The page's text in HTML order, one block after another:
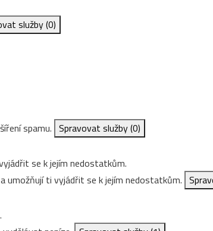
služby(0)
spamu. Spravovat služby(0)
se k jejím nedostatkům.
umožňují ti vyjádřit se k jejím nedostatkům.